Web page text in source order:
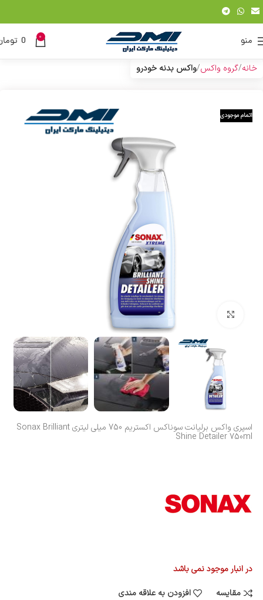
منو 0
0
خانه گروه واکس واکس بدنه خودرو
اتمام موجودی
بزرگنمایی تصویر
اسپری واکس برلیانت سوناکس اکستریم 750 میلی لیتری Sonax Brilliant
Shine Detailer 750ml
در انبار موجود نمی باشد
مقایسه
افزودن به علاقه مندی